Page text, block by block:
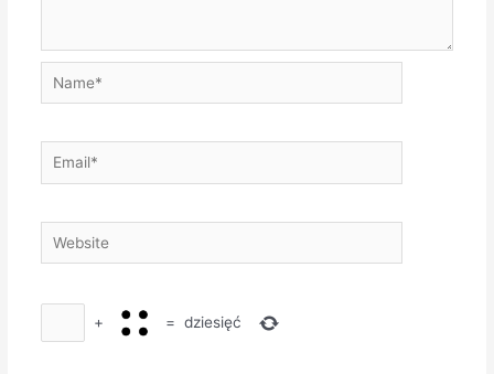
Name*
Email*
Website
+ = dziesięć